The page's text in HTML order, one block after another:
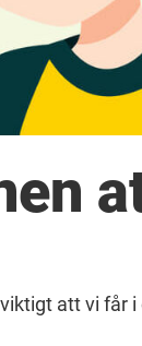
att vi får